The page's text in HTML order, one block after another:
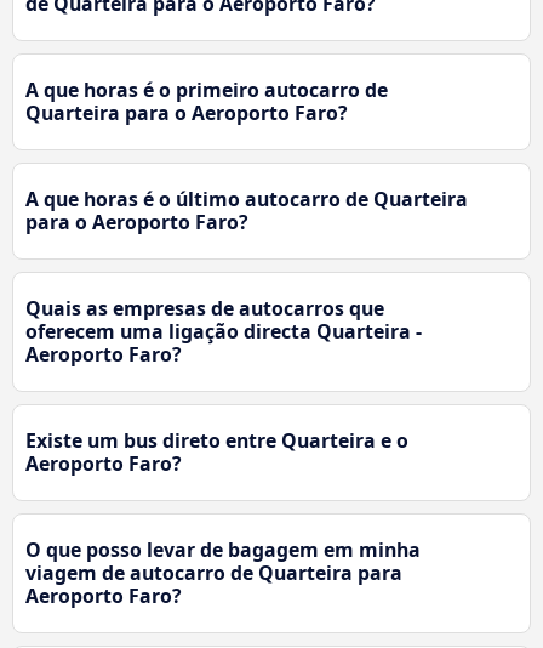
A que horas é o primeiro autocarro de
Quarteira para o Aeroporto Faro?
A que horas é o último autocarro de Quarteira
para o Aeroporto Faro?
Quais as empresas de autocarros que
oferecem uma ligação directa Quarteira -
Aeroporto Faro?
Existe um bus direto entre Quarteira e o
Aeroporto Faro?
O que posso levar de bagagem em minha
viagem de autocarro de Quarteira para
Aeroporto Faro?